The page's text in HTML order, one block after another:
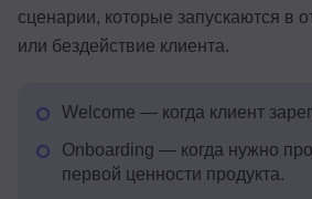
сценарии, которые запускаются в
или бездействие клиента.
Welcome — когда клиент
Onboarding — когда нужно
первой ценности продукта.